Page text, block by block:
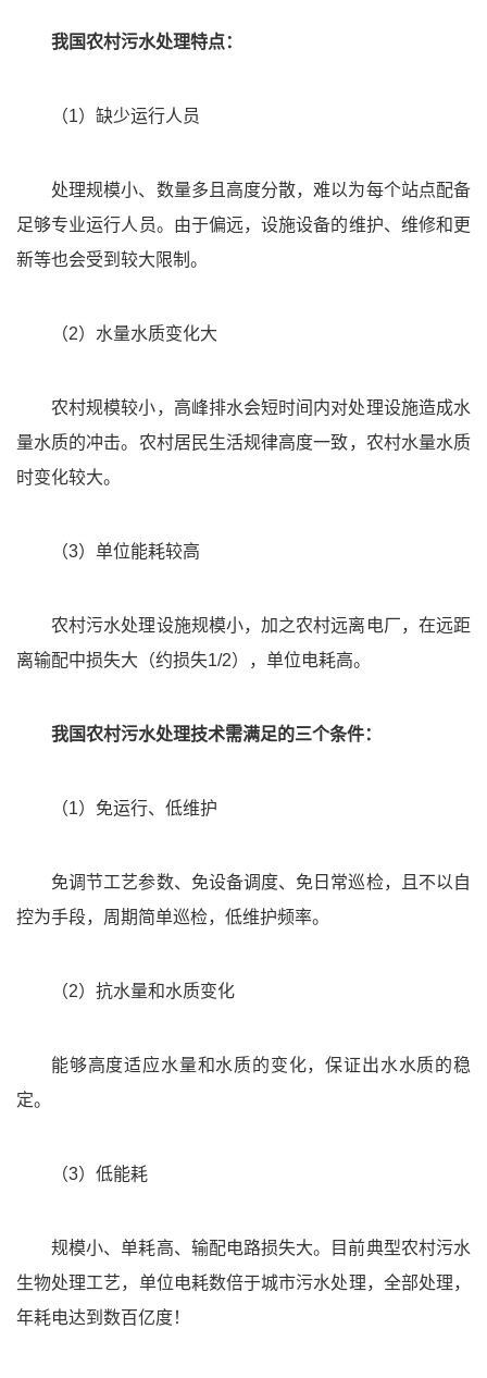
我国农村污水处理特点：
（1）缺少运行人员
处理规模小、数量多且高度分散，难以为每个站点配备
足够专业运行人员。由于偏远，设施设备的维护、维修和更
新等也会受到较大限制。
（2）水量水质变化大
农村规模较小，高峰排水会短时间内对处理设施造成水
量水质的冲击。农村居民生活规律高度一致，农村水量水质
时变化较大。
（3）单位能耗较高
农村污水处理设施规模小，加之农村远离电厂，在远距
离输配中损失大（约损失1/2），单位电耗高。
我国农村污水处理技术需满足的三个条件：
（1）免运行、低维护
免调节工艺参数、免设备调度、免日常巡检，且不以自
控为手段，周期简单巡检，低维护频率。
（2）抗水量和水质变化
能够高度适应水量和水质的变化，保证出水水质的稳
定。
（3）低能耗
规模小、单耗高、输配电路损失大。目前典型农村污水
生物处理工艺，单位电耗数倍于城市污水处理，全部处理，
年耗电达到数百亿度！